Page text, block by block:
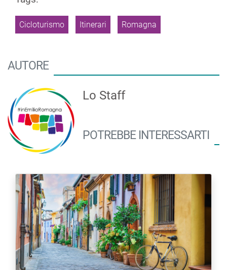
Cicloturismo Itinerari Romagna
AUTORE
Lo Staff
POTREBBE INTERESSARTI